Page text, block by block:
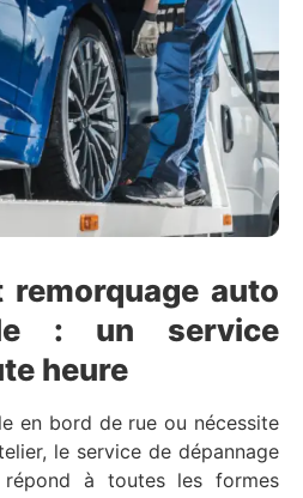
remorquage auto
: un service
heure
en bord de rue ou nécessite
le service de dépannage
à toutes les formes